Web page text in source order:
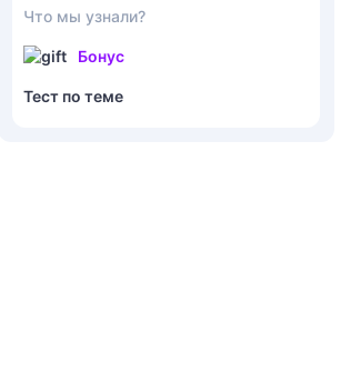
Что мы узнали?
Бонус
Тест по теме